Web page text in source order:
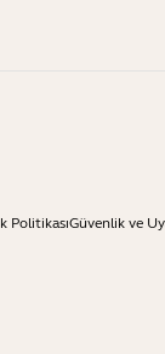
PolitikasıGüvenlik ve